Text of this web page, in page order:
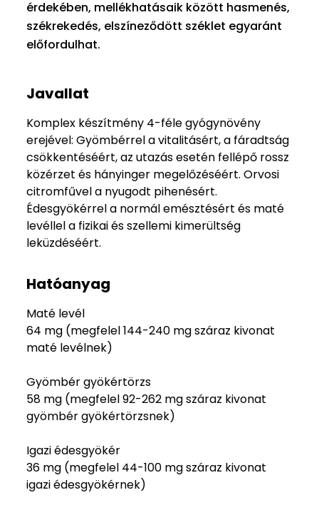
érdekében, mellékhatásaik között hasmenés,
székrekedés, elszíneződött széklet egyaránt
előfordulhat.
Javallat
Komplex készítmény 4-féle gyógynövény
erejével: Gyömbérrel a vitalitásért, a fáradtság
csökkentéséért, az utazás esetén fellépő rossz
közérzet és hányinger megelőzéséért. Orvosi
citromfűvel a nyugodt pihenésért.
Édesgyökérrel a normál emésztésért és maté
levéllel a fizikai és szellemi kimerültség
leküzdéséért.
Hatóanyag
Maté levél
64 mg (megfelel 144-240 mg száraz kivonat
maté levélnek)
Gyömbér gyökértörzs
58 mg (megfelel 92-262 mg száraz kivonat
gyömbér gyökértörzsnek)
Igazi édesgyökér
36 mg (megfelel 44-100 mg száraz kivonat
igazi édesgyökérnek)